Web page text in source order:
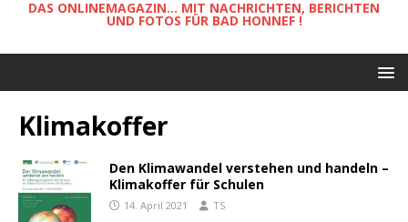
DAS ONLINEMAGAZIN... MIT NACHRICHTEN, BERICHTEN
UND FOTOS FÜR BAD HONNEF !
Klimakoffer
Den Klimawandel verstehen und handeln –
Klimakoffer für Schulen
14. April 2021 TS